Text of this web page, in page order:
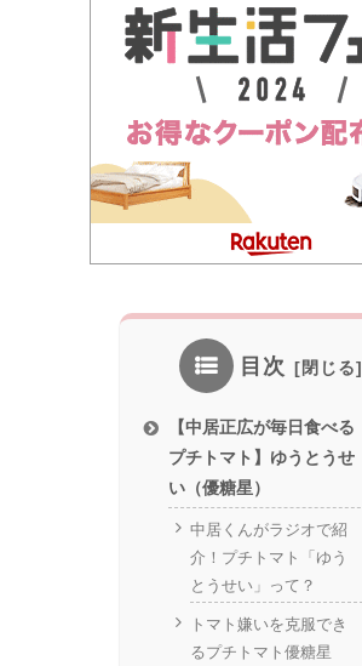
目次
【中居正広が毎日食べる
プチトマト】ゆうとうせ
い（優糖星）
中居くんがラジオで紹
介！プチトマト「ゆう
とうせい」って？
トマト嫌いを克服でき
るプチトマト優糖星